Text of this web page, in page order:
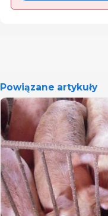
Powiązane artykuły